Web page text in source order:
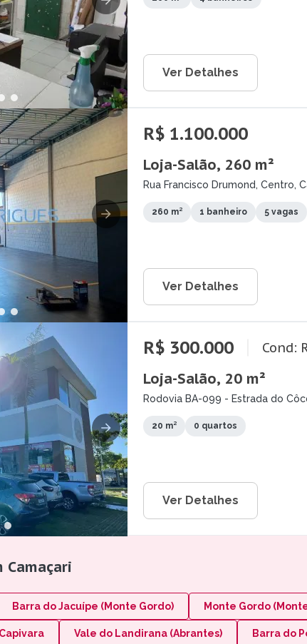
Ver Detalhes
R$ 1.100.000
Loja-Salão, 260 m²
Rua Francisco Drumond, Centro,
260 m² 1 banheiro 5 vagas
Ver Detalhes
R$ 300.000 Cond:
Loja-Salão, 20 m²
Rodovia BA-099 - Estrada do
20 m² 0 quartos
Ver Detalhes
Camaçari
Barra do Jacuípe (Monte Gordo) Monte Gordo
Vale do Landirana (Abrantes) Barra do